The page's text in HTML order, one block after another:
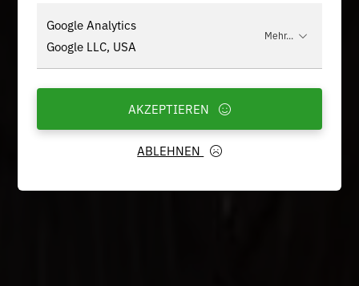
Google Analytics
Google LLC, USA
Mehr...
ABLEHNEN
AKZEPTIEREN